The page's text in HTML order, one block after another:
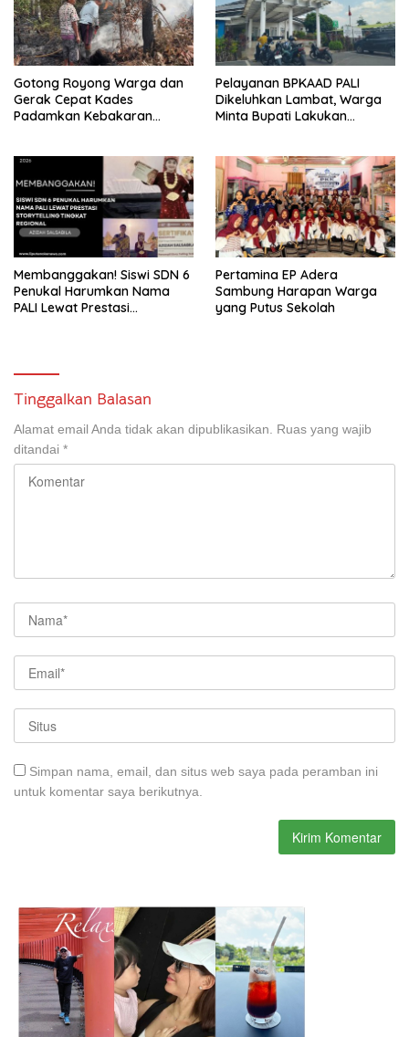
Gotong Royong Warga dan
Gerak Cepat Kades
Padamkan Kebakaran
Pelayanan BPKAAD PALI
Dikeluhkan Lambat, Warga
Minta Bupati Lakukan
Membanggakan! Siswi SDN 6
Penukal Harumkan Nama
PALI Lewat Prestasi
Pertamina EP Adera
Sambung Harapan Warga
yang Putus Sekolah
Tinggalkan Balasan
Alamat email Anda tidak akan dipublikasikan.
Ruas yang wajib
ditandai *
Simpan nama, email, dan situs web saya pada peramban ini
untuk komentar saya berikutnya.